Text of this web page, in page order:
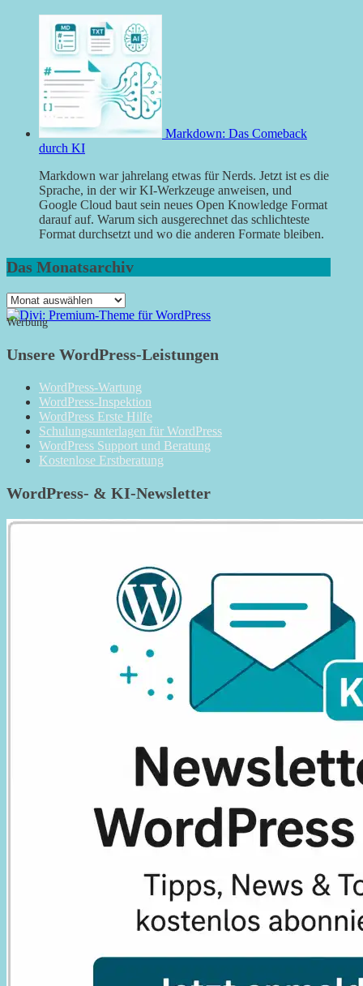
Markdown: Das Comeback
durch KI
Markdown war jahrelang etwas für Nerds. Jetzt ist es die
Sprache, in der wir KI-Werkzeuge anweisen, und
Google Cloud baut sein neues Open Knowledge Format
darauf auf. Warum sich ausgerechnet das schlichteste
Format durchsetzt und wo die anderen Formate bleiben.
Das Monatsarchiv
Das
Monatsarchiv
Werbung
Unsere WordPress-Leistungen
WordPress-Wartung
WordPress-Inspektion
WordPress Erste Hilfe
Schulungsunterlagen für WordPress
WordPress Support und Beratung
Kostenlose Erstberatung
WordPress- & KI-Newsletter